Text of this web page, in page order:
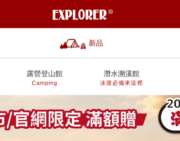
新品
露營登山館
Camping
潛水溯溪館
泳渡必備來這裡